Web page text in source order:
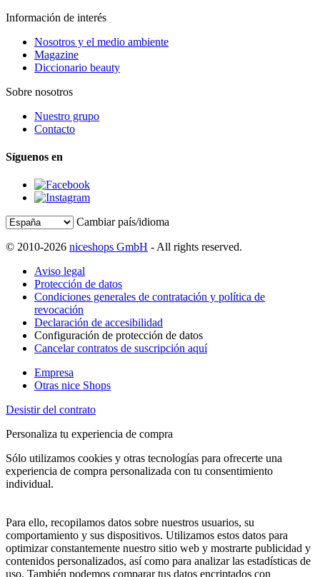
Información de interés
Nosotros y el medio ambiente
Magazine
Diccionario beauty
Sobre nosotros
Nuestro grupo
Contacto
Síguenos en
Cambiar país/idioma
© 2010-2026 niceshops GmbH - All rights reserved.
Aviso legal
Protección de datos
Condiciones generales de contratación y política de
revocación
Declaración de accesibilidad
Configuración de protección de datos
Cancelar contratos de suscripción aquí
Empresa
Otras nice Shops
Desistir del contrato
Personaliza tu experiencia de compra
Sólo utilizamos cookies y otras tecnologías para ofrecerte una
experiencia de compra personalizada con tu consentimiento
individual.
Para ello, recopilamos datos sobre nuestros usuarios, su
comportamiento y sus dispositivos. Utilizamos estos datos para
optimizar constantemente nuestro sitio web y mostrarte publicidad y
contenidos personalizados, así como para analizar las estadísticas de
uso. También podemos comparar tus datos encriptados con